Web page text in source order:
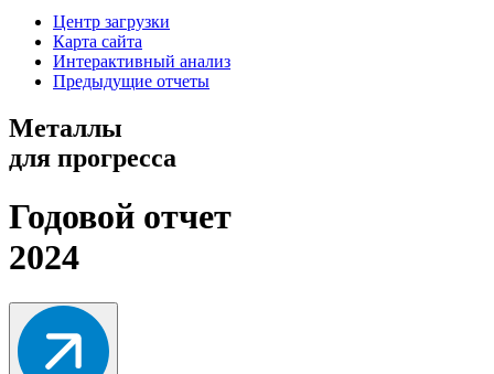
Центр загрузки
Карта сайта
Интерактивный анализ
Предыдущие отчеты
Металлы
для прогресса
Годовой отчет
2024